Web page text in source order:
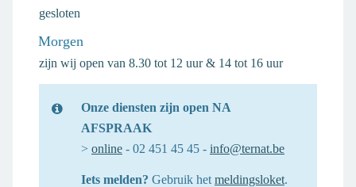
gesloten
Morgen
zijn wij open van 8.30 tot 12 uur& 14 tot 16 uur
Onze diensten zijn open NA
AFSPRAAK
> online - 02 451 45 45 - info@ternat.be
Iets melden? Gebruik het meldingsloket.